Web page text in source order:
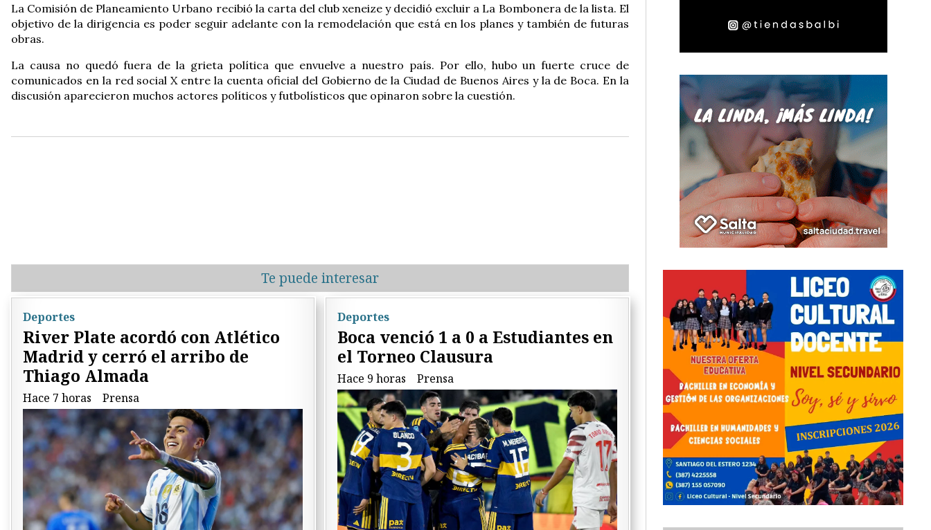
La Comisión de Planeamiento Urbano recibió la carta del club xeneize y decidió excluir a La Bombonera de la lista. El
objetivo de la dirigencia es poder seguir adelante con la remodelación que está en los planes y también de futuras
obras.
La causa no quedó fuera de la grieta política que envuelve a nuestro país. Por ello, hubo un fuerte cruce de
comunicados en la red social X entre la cuenta oficial del Gobierno de la Ciudad de Buenos Aires y la de Boca. En la
discusión aparecieron muchos actores políticos y futbolísticos que opinaron sobre la cuestión.
Te puede interesar
River Plate acordó con Atlético
Madrid y cerró el arribo de
Thiago Almada
Prensa
Deportes
Hace 7 horas
Boca venció 1 a 0 a Estudiantes en
el Torneo Clausura
Prensa
Deportes
Hace 9 horas